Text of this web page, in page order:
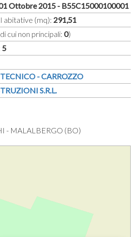
Ottobre 2015 - B55C15000100001
abitative (mq): 291,51
cui non principali: 0)
5
- CARROZZO
S.R.L.
- MALALBERGO (BO)